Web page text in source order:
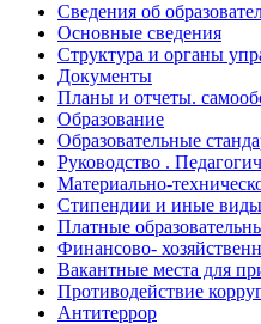
Сведения об
Основные сведения
Структура и органы
Документы
Планы и отчеты.
Образование
Образовательные
Руководство .
Материально-
Стипендии и иные
Платные
Финансово-
Вакантные места для
Противодействие
Антитеррор